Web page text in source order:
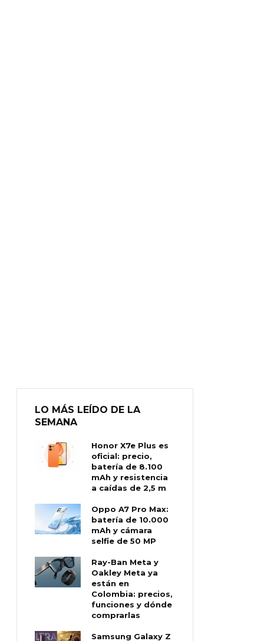
LO MÁS LEÍDO DE LA
SEMANA
Honor X7e Plus es
oficial: precio,
batería de 8.100
mAh y resistencia
a caídas de 2,5 m
Oppo A7 Pro Max:
batería de 10.000
mAh y cámara
selfie de 50 MP
Ray-Ban Meta y
Oakley Meta ya
están en
Colombia: precios,
funciones y dónde
comprarlas
Samsung Galaxy Z